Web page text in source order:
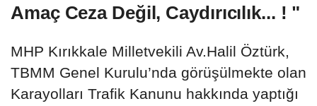
Amaç Ceza Değil, Caydırıcılık... ! "
MHP Kırıkkale Milletvekili Av.Halil Öztürk,
TBMM Genel Kurulu’nda görüşülmekte olan
Karayolları Trafik Kanunu hakkında yaptığı